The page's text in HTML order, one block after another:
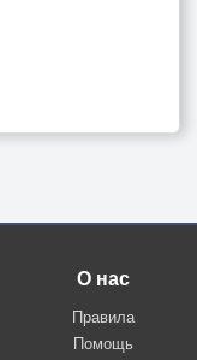
О нас
Правила
Помощь